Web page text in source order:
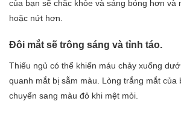
của bạn sẽ chắc khỏe và sáng bóng hơn và
hoặc nứt hơn.
Đôi mắt sẽ trông sáng và tỉnh táo.
Thiếu ngủ có thể khiến máu chảy xuống
quanh mắt bị sẫm màu. Lòng trắng mắt của
chuyển sang màu đỏ khi mệt mỏi.